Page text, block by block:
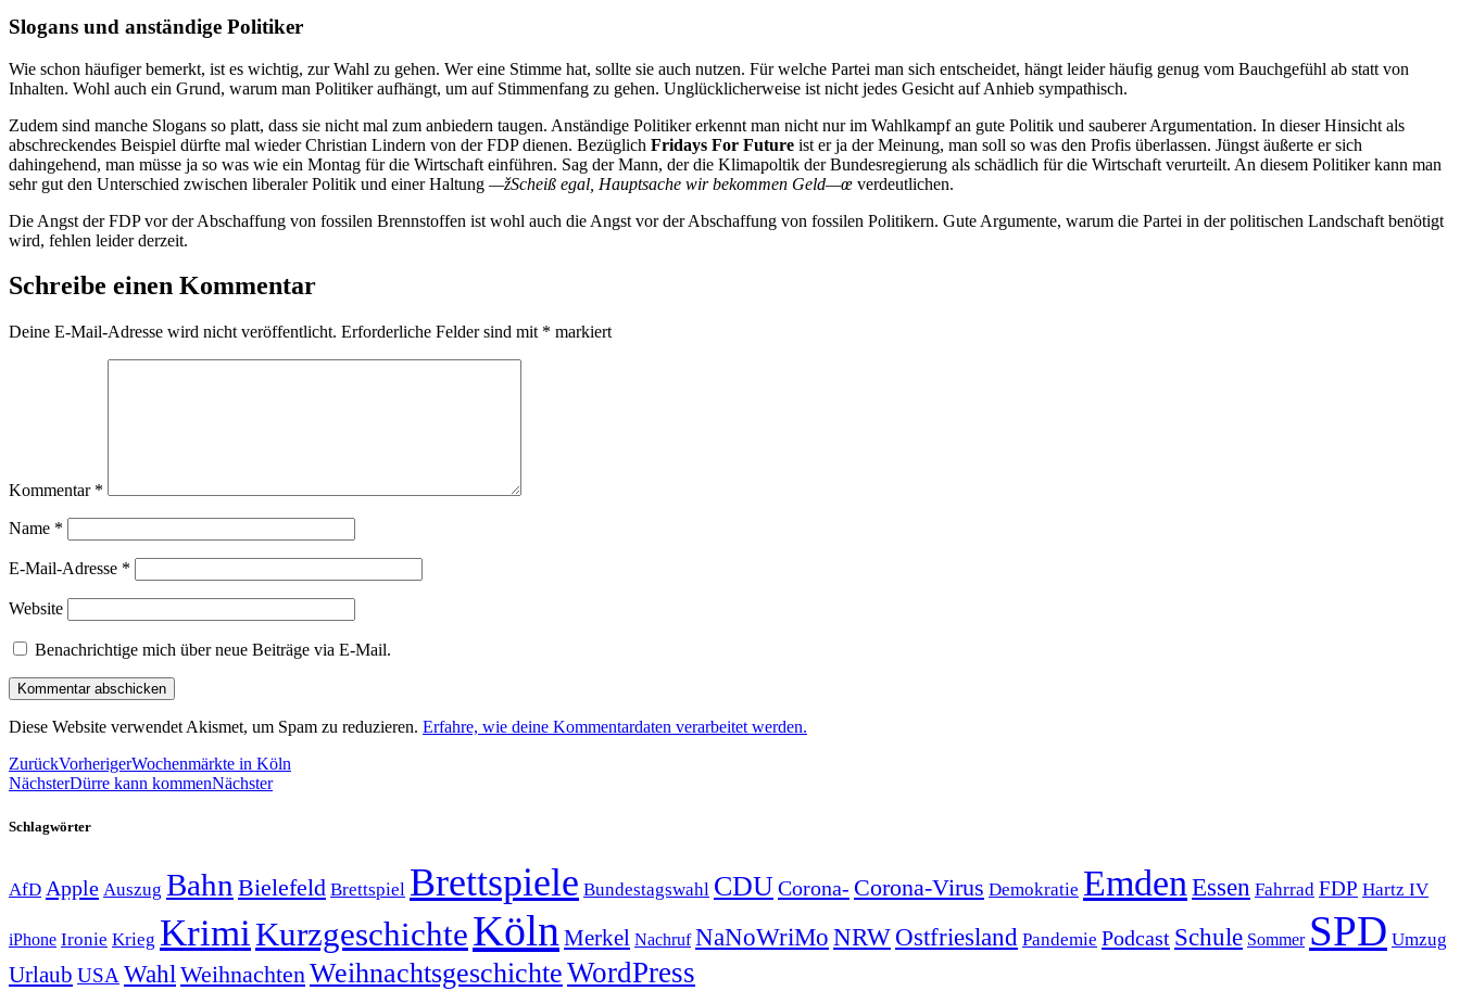
Slogans und anständige Politiker
Wie schon häufiger bemerkt, ist es wichtig, zur Wahl zu gehen. Wer eine Stimme hat, sollte sie auch nutzen. Für welche Partei man sich entscheidet, hängt leider häufig genug vom Bauchgefühl ab statt von
Inhalten. Wohl auch ein Grund, warum man Politiker aufhängt, um auf Stimmenfang zu gehen. Unglücklicherweise ist nicht jedes Gesicht auf Anhieb sympathisch.
Zudem sind manche Slogans so platt, dass sie nicht mal zum anbiedern taugen. Anständige Politiker erkennt man nicht nur im Wahlkampf an gute Politik und sauberer Argumentation. In dieser Hinsicht als
abschreckendes Beispiel dürfte mal wieder Christian Lindern von der FDP dienen. Bezüglich Fridays For Future ist er ja der Meinung, man soll so was den Profis überlassen. Jüngst äußerte er sich
dahingehend, man müsse ja so was wie ein Montag für die Wirtschaft einführen. Sag der Mann, der die Klimapoltik der Bundesregierung als schädlich für die Wirtschaft verurteilt. An diesem Politiker kann man
sehr gut den Unterschied zwischen liberaler Politik und einer Haltung —žScheiß egal, Hauptsache wir bekommen Geld—œ verdeutlichen.
Die Angst der FDP vor der Abschaffung von fossilen Brennstoffen ist wohl auch die Angst vor der Abschaffung von fossilen Politikern. Gute Argumente, warum die Partei in der politischen Landschaft benötigt
wird, fehlen leider derzeit.
Schreibe einen Kommentar
Deine E-Mail-Adresse wird nicht veröffentlicht. Erforderliche Felder sind mit * markiert
Kommentar *
Name *
E-Mail-Adresse *
Website
Benachrichtige mich über neue Beiträge via E-Mail.
Diese Website verwendet Akismet, um Spam zu reduzieren. Erfahre, wie deine Kommentardaten verarbeitet werden.
ZurückVorherigerWochenmärkte in Köln
NächsterDürre kann kommenNächster
Schlagwörter
AfD Apple Auszug Bahn Bielefeld Brettspiel Brettspiele Bundestagswahl CDUCorona- Corona-Virus Demokratie Emden Essen Fahrrad FDP Hartz IV
iPhone Ironie Krieg Krimi KurzgeschichteKöln Merkel Nachruf NaNoWriMo NRWOstfriesland Pandemie Podcast Schule Sommer SPD Umzug
Urlaub USA Wahl Weihnachten WeihnachtsgeschichteWordPress